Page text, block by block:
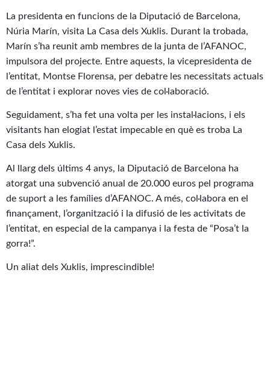
La presidenta en funcions de la Diputació de Barcelona,
Núria Marín, visita La Casa dels Xuklis. Durant la trobada,
Marín s’ha reunit amb membres de la junta de l’AFANOC,
impulsora del projecte. Entre aquests, la vicepresidenta de
l’entitat, Montse Florensa, per debatre les necessitats actuals
de l’entitat i explorar noves vies de col·laboració.
Seguidament, s’ha fet una volta per les instal·lacions, i els
visitants han elogiat l’estat impecable en què es troba La
Casa dels Xuklis.
Al llarg dels últims 4 anys, la Diputació de Barcelona ha
atorgat una subvenció anual de 20.000 euros pel programa
de suport a les famílies d’AFANOC. A més, col·labora en el
finançament, l’organització i la difusió de les activitats de
l’entitat, en especial de la campanya i la festa de “Posa’t la
gorra!”.
Un aliat dels Xuklis, imprescindible!